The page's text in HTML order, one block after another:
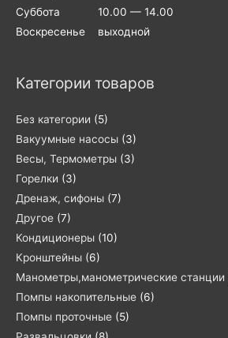
Суббота 10.00 — 14.00
Воскресенье выходной
Категории товаров
Без категории (5)
Вакуумные насосы (3)
Весы, Термометры (3)
Горелки (3)
Дренаж, сифоны (7)
Другое (7)
Кондиционеры (10)
Кронштейны (6)
Манометры,манометрические станции
Помпы накопительные (6)
Помпы проточные (5)